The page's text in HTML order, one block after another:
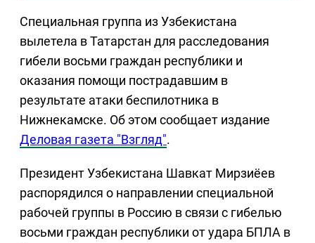
Специальная группа из Узбекистана
вылетела в Татарстан для расследования
гибели восьми граждан республики и
оказания помощи пострадавшим в
результате атаки беспилотника в
Нижнекамске. Об этом сообщает издание
Деловая газета "Взгляд".
Президент Узбекистана Шавкат Мирзиёев
распорядился о направлении специальной
рабочей группы в Россию в связи с гибелью
восьми граждан республики от удара БПЛА в